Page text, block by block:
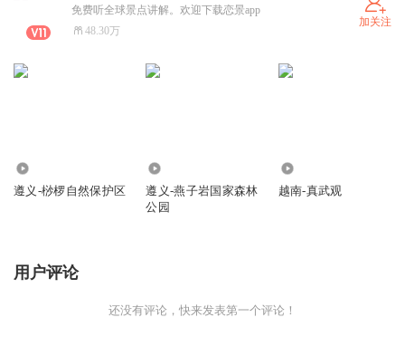
免费听全球景点讲解。欢迎下载恋景app
48.30万
加关注
遵义-桫椤自然保护区
遵义-燕子岩国家森林
公园
越南-真武观
用户评论
还没有评论，快来发表第一个评论！